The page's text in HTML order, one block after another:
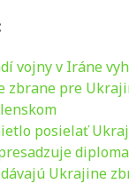
vojny v Iráne
zbrane pre
posielať
Ukrajine